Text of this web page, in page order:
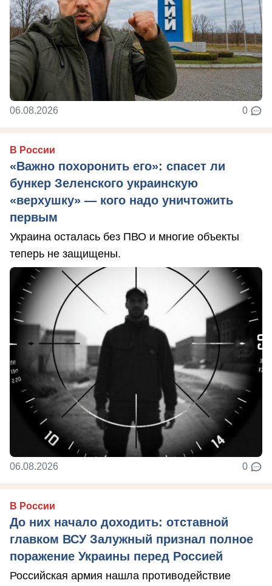
06.08.2026 0
В России
«Важно похоронить его»: спасет ли
бункер Зеленского украинскую
«верхушку» — кого надо уничтожить
первым
Украина осталась без ПВО и многие объекты
теперь не защищены.
06.08.2026 0
В России
До них начало доходить: отставной
главком ВСУ Залужный признал полное
поражение Украины перед Россией
Российская армия нашла противодействие